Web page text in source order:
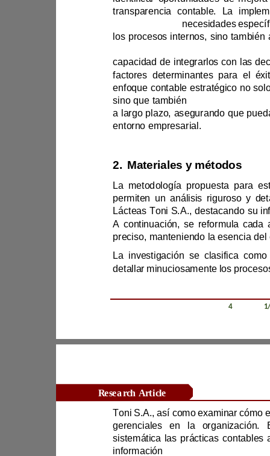
Revista Científica Zambos / Vol. 04 1
capacidad de
entorno empresarial.
2. Materiales y métodos
A continuac
Research Article